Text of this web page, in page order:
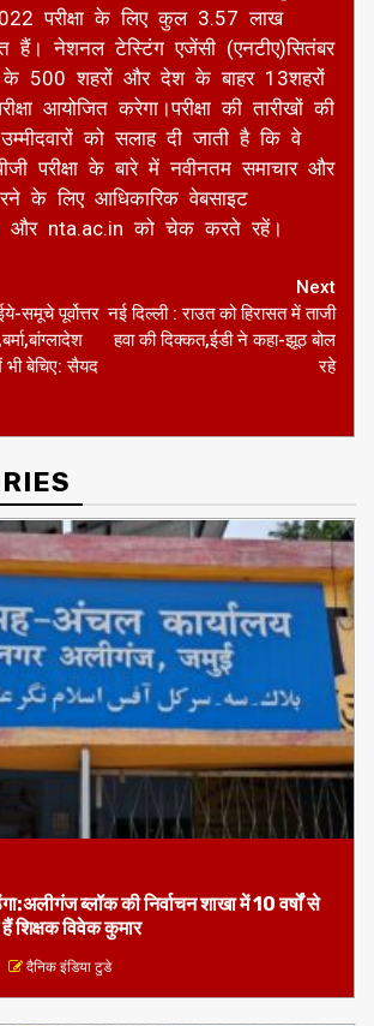
परीक्षा के लिए कुल 3.57 लाख
हैं। नेशनल टेस्टिंग एजेंसी (एनटीए)सितंबर
500 शहरों और देश के बाहर 13शहरों
आयोजित करेगा।परीक्षा की तारीखों की
को सलाह दी जाती है कि वे
परीक्षा के बारे में नवीनतम समाचार और
के लिए आधिकारिक वेबसाइट
और nta.ac.in को चेक करते रहें।
समूचे पूर्वोत्तर
भी बेचिए: सैयद
Next
नई दिल्ली : राउत को हिरासत में ताजी
हवा की दिक्कत,ईडी ने कहा-झूठ बोल
रहे
ब्लॉक की निर्वाचन शाखा में 10 वर्षों से
शिक्षक विवेक कुमार
दैनिक इंडिया टुडे